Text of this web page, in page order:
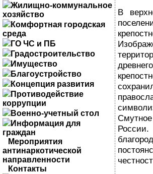
Жилищно-коммунальное
хозяйство
Комфортная городская
среда
ГО ЧС и ПБ
Градостроительство
Имущество
Благоустройство
Концепция развития
Противодействие
коррупции
Военно-учетный стол
Информация для
граждан
Мероприятия
антинаркотической
направленности
Контакты
В